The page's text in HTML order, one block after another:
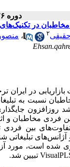
دوره ۲۶، شماره ۲ - ( تابستان ۱۳۹۲ )
در
۲ ،
بازاریابی در
نسبت به
روزافزون
فردی مخاطبان و
بین فردی
تا بهمن 1390